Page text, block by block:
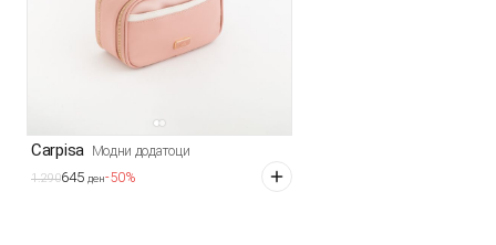
Carpisa Модни додатоци
1.290645 ден-50%